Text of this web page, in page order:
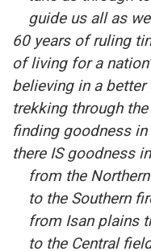
guide us all as
60 years of ruling
of living for a
believing in a better
trekking through
finding goodness in
there IS goodness
from the Northern
to the Southern
from Isan plains
to the Central